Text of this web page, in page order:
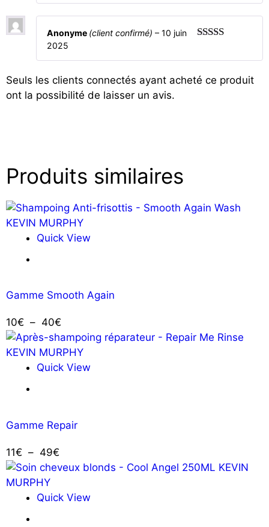
Anonyme (client confirmé) – 10 juin
2025
Seuls les clients connectés ayant acheté ce produit
ont la possibilité de laisser un avis.
Produits similaires
Quick View
Gamme Smooth Again
10€ – 40€
Quick View
Gamme Repair
11€ – 49€
Quick View